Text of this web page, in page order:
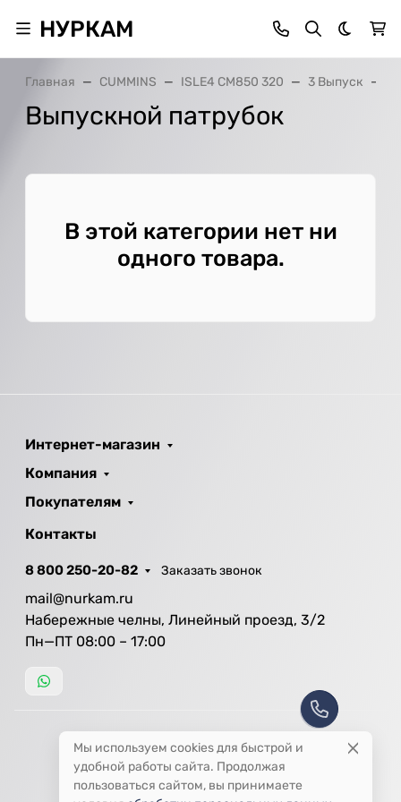
НУРКАМ Темная
Главная CUMMINS ISLE4 CM850 320 3 Выпуск
Выпускной патрубок
В этой категории нет ни
одного товара.
Интернет-магазин
Компания
Покупателям
Контакты
8 800 250-20-82 Заказать звонок
mail@nurkam.ru
Набережные челны, Линейный проезд, 3/2
Пн—ПТ 08:00 – 17:00
Мы используем cookies для быстрой и
удобной работы сайта. Продолжая
пользоваться сайтом, вы принимаете